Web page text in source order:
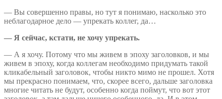
— Вы совершенно правы, но тут я понимаю, насколько это
неблагодарное дело — упрекать коллег, да…
— Я сейчас, кстати, не хочу упрекать.
— А я хочу. Потому что мы живем в эпоху заголовков, и мы
живем в эпоху, когда коллегам необходимо придумать такой
кликабельный заголовок, чтобы никто мимо не прошел. Хотя
мы прекрасно понимаем, что, скорее всего, дальше заголовка
многие читать не будут, особенно когда поймут, что вот этот